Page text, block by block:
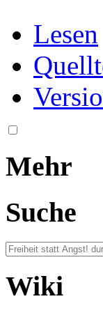
Lesen
Mehr
Suche
Wiki